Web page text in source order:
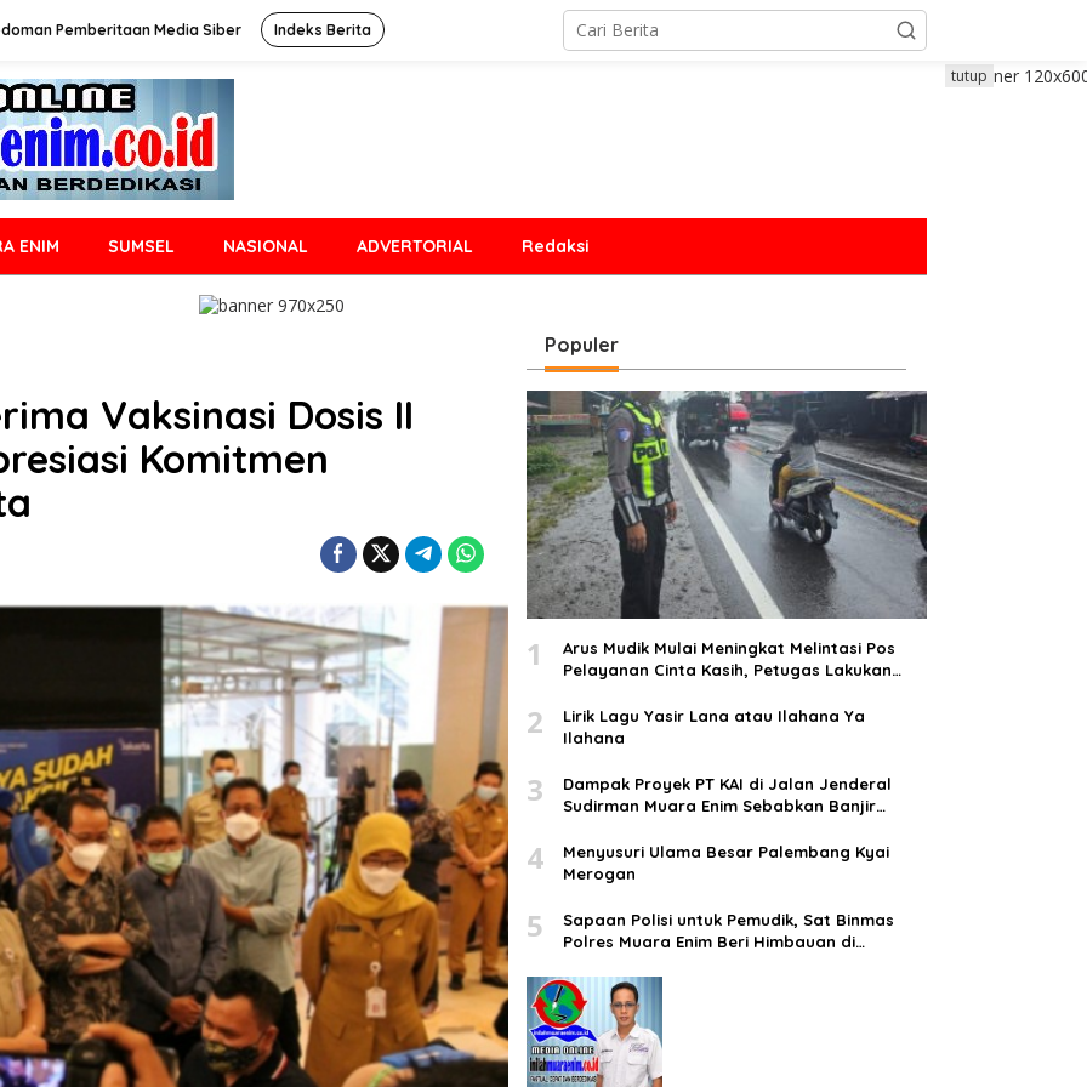
Pemberitaan Media Siber Indeks Berita
ENIM SUMSEL NASIONAL ADVERTORIAL Redaksi
tutup
Vaksinasi Dosis II
Komitmen
Populer
1
Arus Mudik Mulai Meningkat Melintasi Pos
Pelayanan Cinta Kasih, Petugas Lakukan
2
Lirik Lagu Yasir Lana atau Ilahana Ya
Ilahana
3
Dampak Proyek PT KAI di Jalan Jenderal
Sudirman Muara Enim Sebabkan Banjir
4
Menyusuri Ulama Besar Palembang Kyai
Merogan
5
Sapaan Polisi untuk Pemudik, Sat Binmas
Polres Muara Enim Beri Himbauan di